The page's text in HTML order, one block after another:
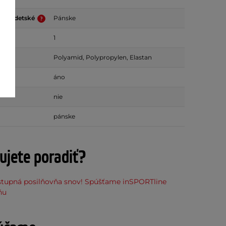
detské Pánske
1
Polyamid, Polypropylen, Elastan
áno
nie
pánske
poradiť?
posilňovňa snov! Spúšťame inSPORTline